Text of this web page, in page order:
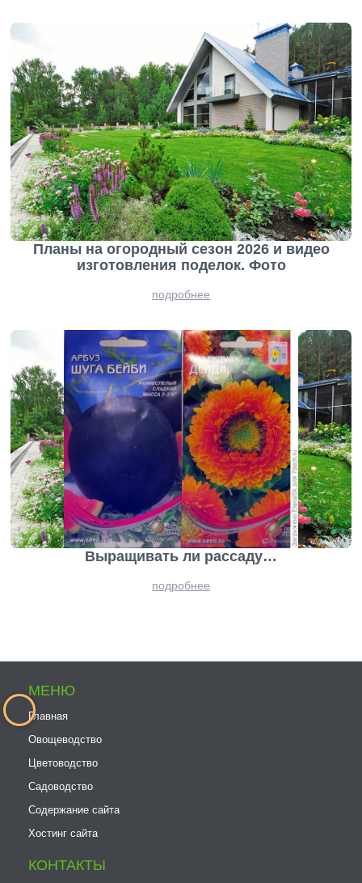
Планы на огородный сезон 2026 и видео
изготовления поделок. Фото
подробнее
Выращивать ли рассаду…
подробнее
МЕНЮ
Главная
Овощеводство
Цветоводство
Садоводство
Содержание сайта
Хостинг сайта
КОНТАКТЫ